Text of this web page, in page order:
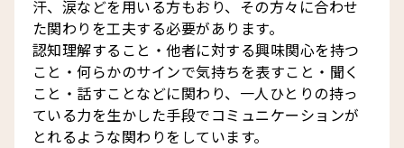
汗、涙などを用いる方もおり、その方々に合わせ
た関わりを工夫する必要があります。
認知理解すること・他者に対する興味関心を持つ
こと・何らかのサインで気持ちを表すこと・聞く
こと・話すことなどに関わり、一人ひとりの持っ
ている力を生かした手段でコミュニケーションが
とれるような関わりをしています。